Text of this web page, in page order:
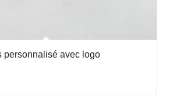
personnalisé avec logo